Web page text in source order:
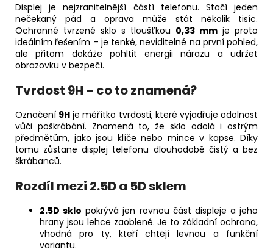
Displej je nejzranitelnější částí telefonu. Stačí jeden
nečekaný pád a oprava může stát několik tisíc.
Ochranné tvrzené sklo s tloušťkou 0,33 mm je proto
ideálním řešením – je tenké, neviditelné na první pohled,
ale přitom dokáže pohltit energii nárazu a udržet
obrazovku v bezpečí.
Tvrdost 9H – co to znamená?
Označení 9H je měřítko tvrdosti, které vyjadřuje odolnost
vůči poškrábání. Znamená to, že sklo odolá i ostrým
předmětům, jako jsou klíče nebo mince v kapse. Díky
tomu zůstane displej telefonu dlouhodobě čistý a bez
škrábanců.
Rozdíl mezi 2.5D a 5D sklem
2.5D sklo pokrývá jen rovnou část displeje a jeho
hrany jsou lehce zaoblené. Je to základní ochrana,
vhodná pro ty, kteří chtějí levnou a funkční
variantu.